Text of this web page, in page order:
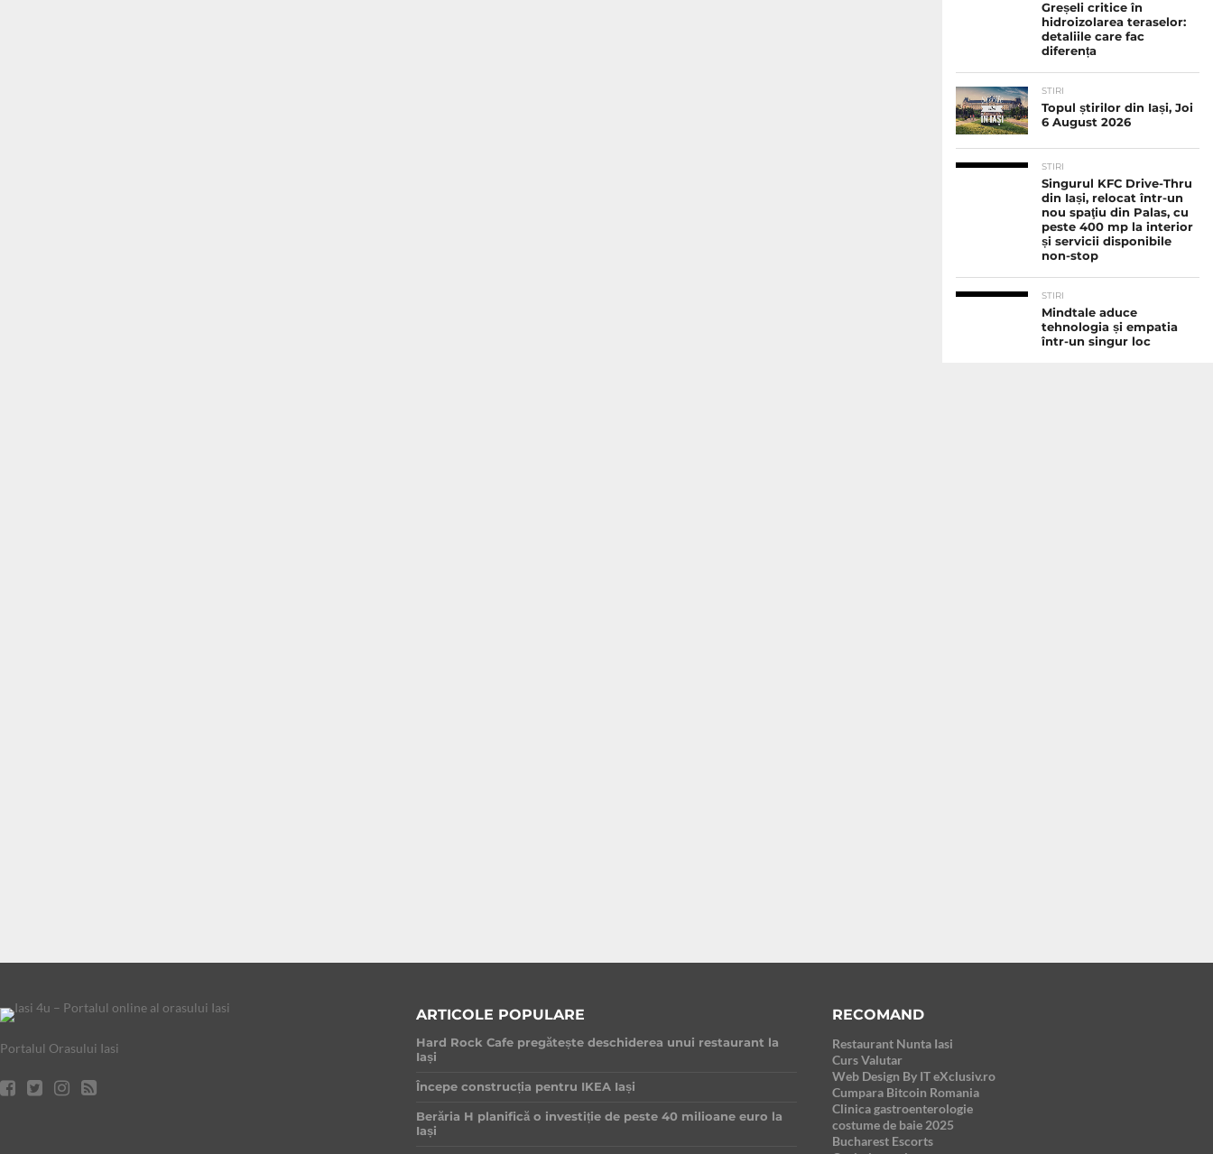
Greșeli critice în
hidroizolarea teraselor:
detaliile care fac
diferența
STIRI
Topul știrilor din Iași, Joi
6 August 2026
STIRI
Singurul KFC Drive-Thru
din Iași, relocat într-un
nou spaţiu din Palas, cu
peste 400 mp la interior
și servicii disponibile
non-stop
STIRI
Mindtale aduce
tehnologia și empatia
într-un singur loc
Portalul Orasului Iasi
ARTICOLE POPULARE
Hard Rock Cafe pregătește deschiderea unui restaurant la
Iași
Începe construcția pentru IKEA Iași
Berăria H planifică o investiție de peste 40 milioane euro la
Iași
RECOMAND
Restaurant Nunta Iasi
Curs Valutar
Web Design By IT eXclusiv.ro
Cumpara Bitcoin Romania
Clinica gastroenterologie
costume de baie 2025
Bucharest Escorts